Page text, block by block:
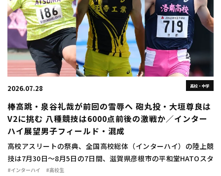
高校・中学
2026.07.28
棒高跳・泉谷礼哉が前回の雪辱へ 砲丸投・大垣尊良は
V2に挑む 八種競技は6000点前後の激戦か／インター
ハイ展望男子フィールド・混成
高校アスリートの祭典、全国高校総体（インターハイ）の陸上競
技は7月30日～8月5日の7日間、滋賀県彦根市の平和堂HATOスタ
ジアムで行われる。ここでは、エントリーリストや自己記録（7月
#インターハイ #高校生